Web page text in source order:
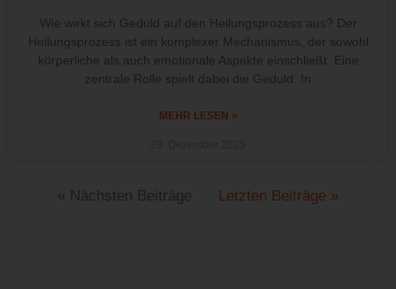
Wie wirkt sich Geduld auf den Heilungsprozess aus? Der
Heilungsprozess ist ein komplexer Mechanismus, der sowohl
körperliche als auch emotionale Aspekte einschließt. Eine
zentrale Rolle spielt dabei die Geduld. In
MEHR LESEN »
« Nächsten Beiträge Letzten Beiträge »